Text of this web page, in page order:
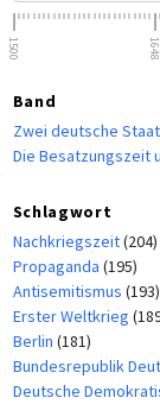
1500 1648
Band
Zwei deutsche
Die Besatzungszeit
Schlagwort
Nachkriegszeit(204)
Propaganda (195)
Antisemitismus (193)
Erster Weltkrieg
Berlin (181)
Bundesrepublik
Deutsche